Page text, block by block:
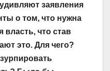
заявления
о том, что нужна
власть, что став
это. Для чего?